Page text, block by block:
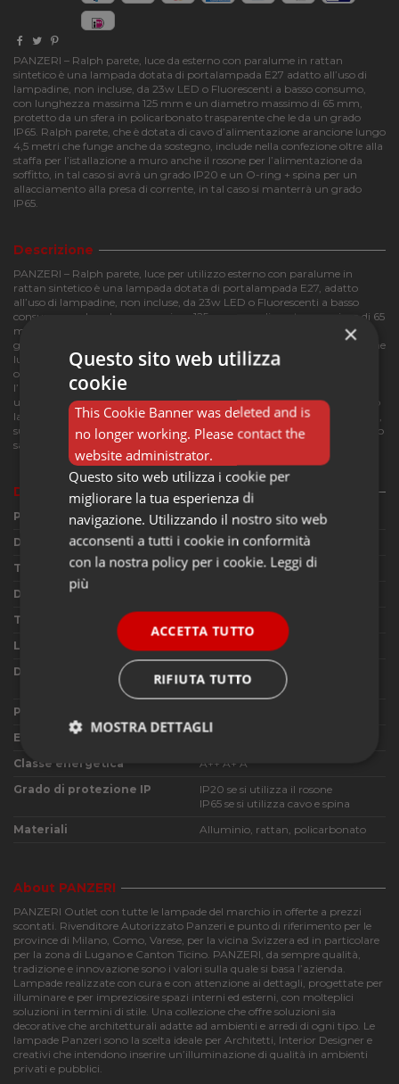
PANZERI – Ralph parete, luce da esterno con paralume in rattan
sintetico è una lampada dotata di portalampada E27 adatto all’uso di
lampadine, non incluse, da 23w LED o Fluorescenti a basso consumo,
con lunghezza massima 125 mm e un diametro massimo di 65 mm,
protetto da un sfera in policarbonato trasparente che le da un grado
IP65. Ralph parete, che è dotata di cavo d’alimentazione arancione lungo
4,5 metri che funge anche da sostegno, include nella confezione oltre alla
staffa per l’istallazione a muro anche il rosone per l’alimentazione da
soffitto, in tal caso si avrà un grado IP20 e un O-ring + spina per un
allacciamento alla presa di corrente, in tal caso si manterrà un grado
IP65.
Descrizione
PANZERI – Ralph parete, luce per utilizzo esterno con paralume in
rattan sintetico è una lampada dotata di portalampada E27, adatto
all’uso di lampadine, non incluse, da 23w LED o Fluorescenti a basso
consumo con lunghezza massima 125 mm e un diametro massimo di 65
mm, protetto da un sfera in policarbonato trasparente che le da un
grado IP65. Ralph parete, che è dotata di cavo d’alimentazione arancione
lungo 4,5 metri che funge anche da sostegno, include nella confezione
oltre alla staffa per l’istallazione a muro anche il rosone per
l’alimentazione da soffitto, in tal caso la lampada avrà un grado IP20 e
un O-ring + spina per un allacciamento alla presa di corrente, in tal caso
la lampada manterrà un grado IP65. Ralph parete utilizzata in veranda,
su un terrazzo, sotto un gazebo, renderà particolare ed esclusivo il vostro
salotto o il vostro angolo relax all’aperto.
Dettagli del prodotto
Produttore
Panzeri
Designer
Team Design
Tipologia di utilizzo
Lampada da esterno
Dimensioni
Tipo di lampadine utilizzabili
1x23W LED o FLUO E27
Lampadine in dotazione
Dimmerabile
Si, se si utilizzano lampadine
dimmerabili
Pulsante dimmer in dotazione
Emissione di luce
Classe energetica
A++ A+ A
Grado di protezione IP
IP20 se si utilizza il rosone
IP65 se si utilizza cavo e spina
Materiali
Alluminio, rattan, policarbonato
About PANZERI
PANZERI Outlet con tutte le lampade del marchio in offerte a prezzi
scontati. Rivenditore Autorizzato Panzeri e punto di riferimento per le
province di Milano, Como, Varese, per la vicina Svizzera ed in particolare
per la zona di Lugano e Canton Ticino. PANZERI, da sempre qualità,
tradizione e innovazione sono i valori sulla quale si basa l’azienda.
Lampade realizzate con cura e con attenzione ai dettagli, progettate per
illuminare e per impreziosire spazi interni ed esterni, con molteplici
soluzioni in termini di stile. Una collezione che offre soluzioni sia
decorative che architetturali adatte ad ambienti e arredi di ogni tipo. Le
lampade Panzeri sono la scelta ideale per Architetti, Interior Designer e
creativi che intendono inserire un’illuminazione di qualità in ambienti
privati e pubblici.
×
Questo sito web utilizza
cookie
This Cookie Banner was deleted and is
no longer working. Please contact the
website administrator.
Questo sito web utilizza i cookie per
migliorare la tua esperienza di
navigazione. Utilizzando il nostro sito web
acconsenti a tutti i cookie in conformità
con la nostra policy per i cookie. Leggi di
più
ACCETTA TUTTO
RIFIUTA TUTTO
MOSTRA DETTAGLI
Strettamente
necessari
Performance
Strettamente necessari
Performance
Funzionalità
I cookie strettamente necessari consentono le
funzionalità principali del sito web come l'accesso
dell'utente e la gestione dell'account. Il sito web non
può essere utilizzato correttamente senza i cookie